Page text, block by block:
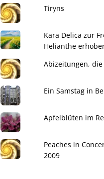
Tiryns
Kara Delica zur
Helianthe
Abizeitungen,
Ein Samstag in
Apfelblüten im
Peaches in
2009